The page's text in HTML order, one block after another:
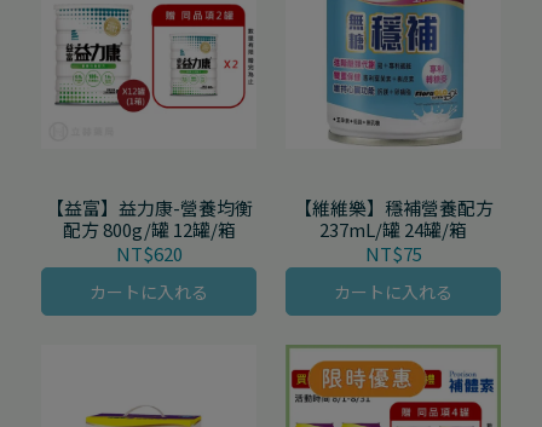
【益富】益力康-營養均衡
配方 800g/罐 12罐/箱
NT$620
カートに入れる
【維維樂】穩補營養配方
237mL/罐 24罐/箱
NT$75
カートに入れる